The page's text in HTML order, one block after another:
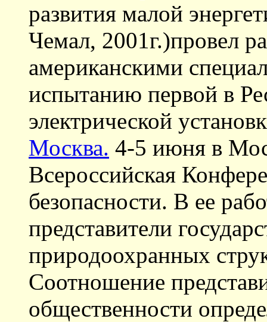
развития малой
Чемал, 2001г.)провел
американскими
испытанию первой в
электрической
Москва. 4-5 июня в
Всероссийская
безопасности. В ее
представители
природоохранных
Соотношение
общественности